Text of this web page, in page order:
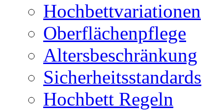
Hochbettvariationen
Oberflächenpflege
Altersbeschränkung
Sicherheitsstandards
Hochbett Regeln